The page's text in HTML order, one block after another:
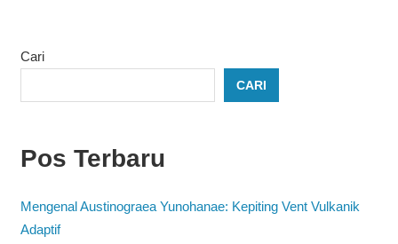
Cari
CARI
Pos Terbaru
Mengenal Austinograea Yunohanae: Kepiting Vent Vulkanik
Adaptif